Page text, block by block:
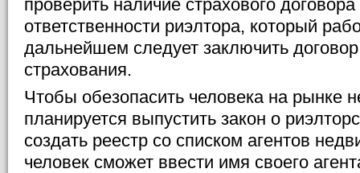
проверить наличие страхового
ответственности риэлтора, который
дальнейшем следует заключить договор
страхования.
Чтобы обезопасить человека на рынке
планируется выпустить закон о
создать реестр со списком агентов
человек сможет ввести имя своего